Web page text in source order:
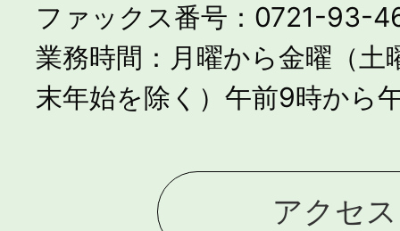
ファックス番号：0721-93-
業務時間：月曜から金曜（土
末年始を除く）午前9時から
アクセス